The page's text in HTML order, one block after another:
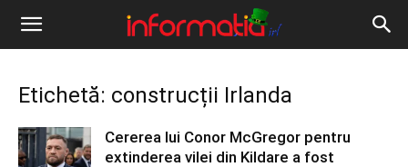
Informația
Etichetă: construcții Irlanda
Cererea lui Conor McGregor pentru
extinderea vilei din Kildare a fost